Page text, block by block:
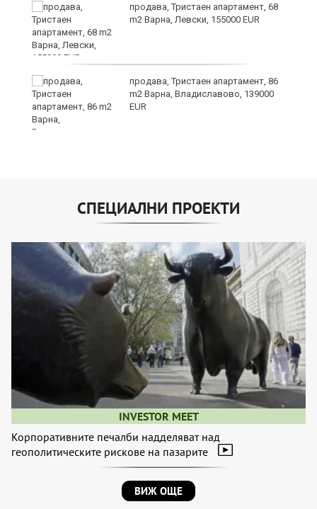
продава, Тристаен апартамент, 68
m2 Варна, Левски, 155000 EUR
продава, Тристаен апартамент, 86
m2 Варна, Владиславово, 139000
EUR
СПЕЦИАЛНИ ПРОЕКТИ
INVESTOR MEET
Корпоративните печалби надделяват над
геополитическите рискове на пазарите
ВИЖ ОЩЕ